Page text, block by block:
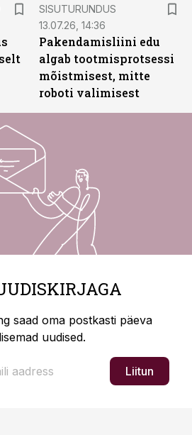
SISUTURUNDUS
13.07.26, 14:36
Pakendamisliini edu
algab tootmisprotsessi
mõistmisest, mitte
roboti valimisest
saad oma postkasti päeva
uudised.
Liitun